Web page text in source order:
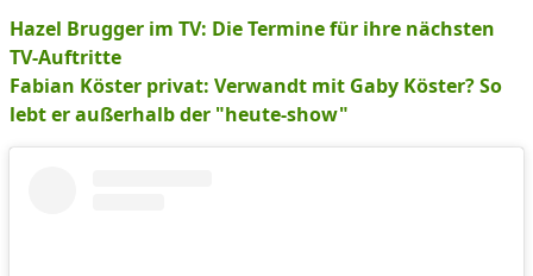
Hazel Brugger im TV: Die Termine für ihre nächsten
TV-Auftritte
Fabian Köster privat: Verwandt mit Gaby Köster? So
lebt er außerhalb der "heute-show"